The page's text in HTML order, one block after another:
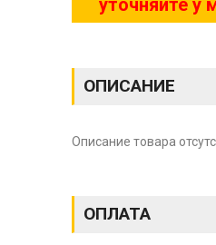
уточняйте у
ОПИСАНИЕ
Описание товара
ОПЛАТА